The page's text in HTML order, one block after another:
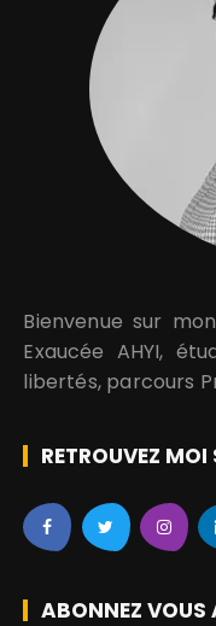
Bienvenue sur
Exaucée AHYI,
libertés, parcours
engagée pour la
RETROUVEZ MOI
ABONNEZ VOUS